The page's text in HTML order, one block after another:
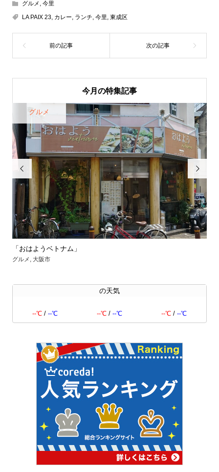
グルメ , 今里
LA PAIX 23, カレー, ランチ, 今里, 東成区
今月の特集記事

「おはようベトナム」
グルメ 大阪市
グルメ

の天気
--℃/ --℃ --℃/ --℃ --℃ /--℃